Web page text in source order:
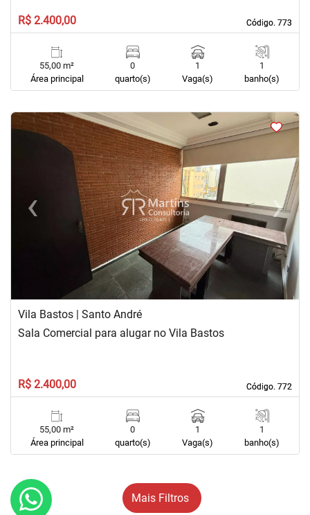
Mais Filtros
Código. 773
Código. 773
R$ 2.400,00
55,00 m²
Área principal
0
quarto(s)
1
Vaga(s)
1
banho(s)
< <
‹Previous ›Next
Vila Bastos | Santo André
Código. 772
Código. 772
Sala Comercial para alugar no Vila Bastos
R$ 2.400,00
55,00 m²
Área principal
0
quarto(s)
1
Vaga(s)
1
banho(s)